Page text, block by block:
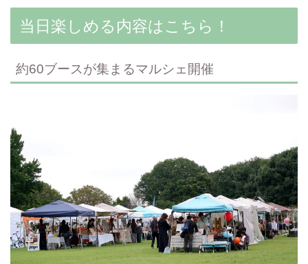
当日楽しめる内容はこちら！
約60ブースが集まるマルシェ開催